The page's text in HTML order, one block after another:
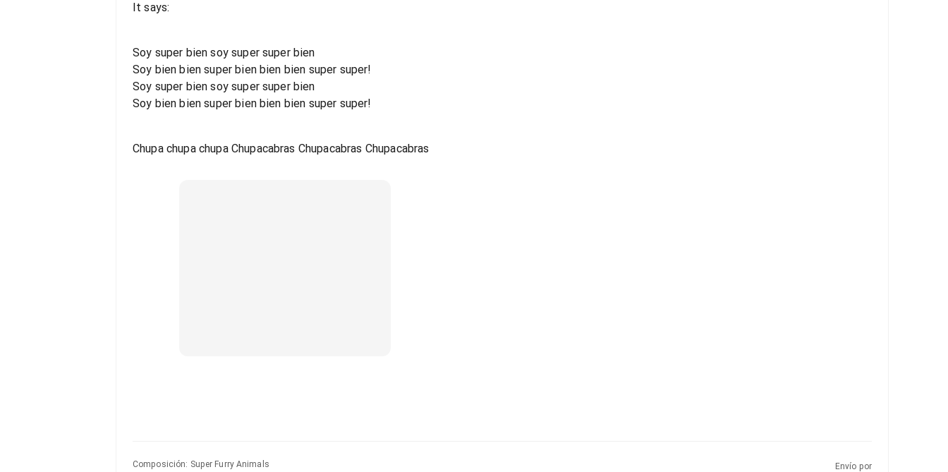
It says:
Soy super bien soy super super bien
Soy bien bien super bien bien bien super super!
Soy super bien soy super super bien
Soy bien bien super bien bien bien super super!
Chupa chupa chupa Chupacabras Chupacabras Chupacabras
Composición: Super Furry Animals
Envío por